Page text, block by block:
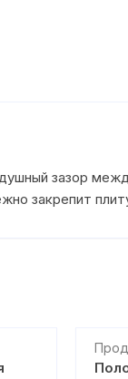
зазор
закрепит